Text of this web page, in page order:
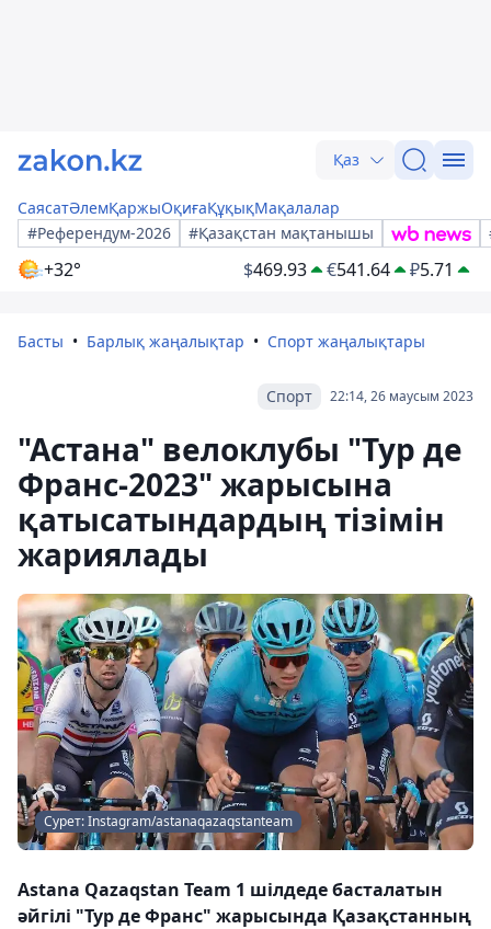
Қаз
СаясатӘлемҚаржыОқиғаҚұқықМақалалар
#Референдум-2026
#Қазақстан мақтанышы
+32° $469.93 €541.64 ₽5.71
Басты Барлық жаңалықтар Спорт жаңалықтары
22:14, 26 маусым 2023
Спорт
"Астана" велоклубы "Тур де
Франс-2023" жарысына
қатысатындардың тізімін
жариялады
Сурет: Instagram/astanaqazaqstanteam
Astana Qazaqstan Team 1 шілдеде басталатын
әйгілі "Тур де Франс" жарысында Қазақстанның